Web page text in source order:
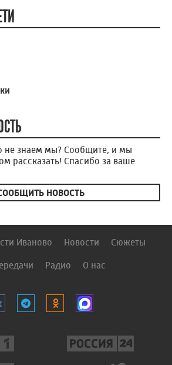
не знаем мы? Сообщите, и мы
рассказать! Спасибо за ваше
НОВОСТЬ
Иваново Новости Сюжеты
Радио О нас